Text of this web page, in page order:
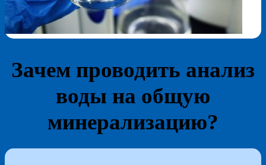
Зачем проводить анализ
воды на общую
минерализацию?